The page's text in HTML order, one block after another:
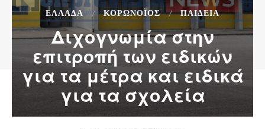
ΕΛΛΆΔΑ ΚΟΡΩΝΟΪΌΣ ΠΑΙΔΕΙΑ
Διχογνωμία στην
επιτροπή των ειδικών
για τα μέτρα και ειδικά
για τα σχολεία